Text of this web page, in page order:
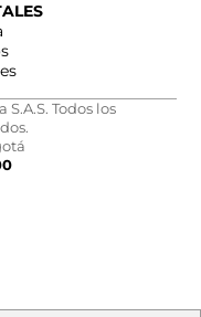
Todos los